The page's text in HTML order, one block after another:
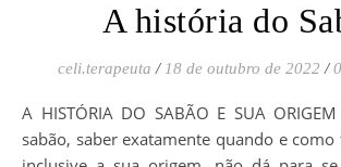
A história do
celi.terapeuta / 18 de outubro de 2022 /
A HISTÓRIA DO SABÃO E SUA ORIGEM Na história do
sabão, saber exatamente quando e